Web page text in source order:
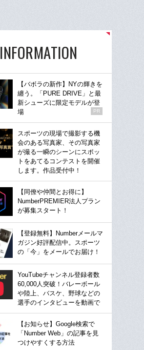
INFORMATION
【バボラの新作】NYの輝きを
纏う。「PURE DRIVE」と最
新シューズに限定モデルが登
場
PR
スポーツの現場で撮影する機
会のある写真家、その写真家
が撮る一瞬のシーンにスポッ
トをあてるコンテストを開催
します。作品受付中！
【同僚や仲間とお得に】
NumberPREMIER法人プラン
が募集スタート！
【登録無料】Numberメールマ
ガジン好評配信中。スポーツ
の「今」をメールでお届け！
YouTubeチャンネル登録者数
60,000人突破！バレーボール
や陸上、バスケ、野球などの
選手のインタビューを動画で
【お知らせ】Google検索で
「Number Web」の記事を見
つけやすくする方法